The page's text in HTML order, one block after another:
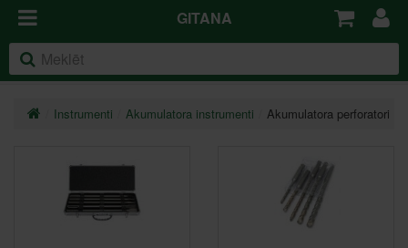
GITANA
Instrumenti Akumulatora instrumenti Akumulatora perforatori